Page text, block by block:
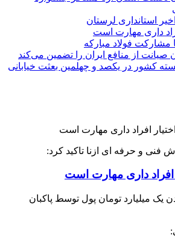
استانداری لرستان
داری مهارت است
مشارکت فولاد مبارکه
صیانت از منافع ایران را تضمین می‌کند
کشور در یکصد و چهلمین بعثت خیابانی
فنی و حرفه ای ازنا تاکید کرد:
افراد داری مهارت است